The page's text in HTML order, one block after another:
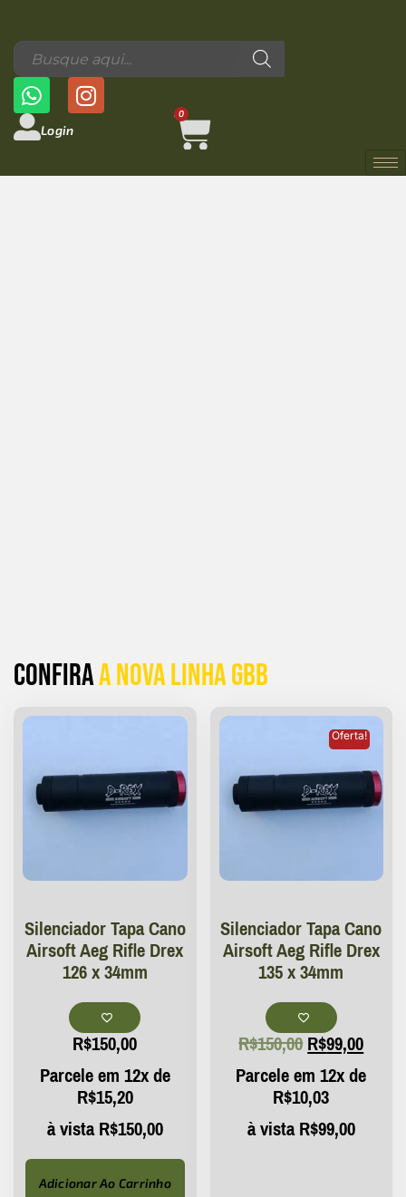
Login
0
Confiraa Nova linha GBB
Silenciador Tapa Cano
Airsoft Aeg Rifle Drex
126 x 34mm
R$150,00
Parcele em 12x de
R$15,20
à vistaR$150,00
Adicionar Ao Carrinho
Oferta!
Silenciador Tapa Cano
Airsoft Aeg Rifle Drex
135 x 34mm
R$150,00R$99,00
Parcele em 12x de
R$10,03
à vistaR$99,00